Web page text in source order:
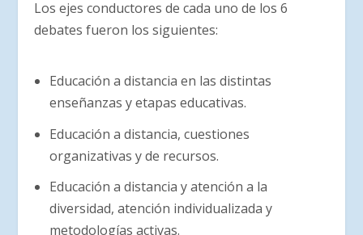
Los ejes conductores de cada uno de los 6
debates fueron los siguientes:
Educación a distancia en las distintas
enseñanzas y etapas educativas.
Educación a distancia, cuestiones
organizativas y de recursos.
Educación a distancia y atención a la
diversidad, atención individualizada y
metodologías activas.